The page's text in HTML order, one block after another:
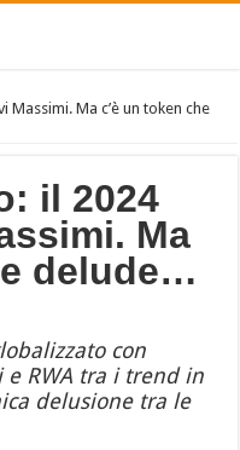
Massimi. Ma c’è un token che
il 2024
Ma
delude…
con
e RWA tra i trend in
delusione tra le